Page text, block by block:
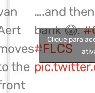
the
….and
bank 😱.
#FLCS
Clique para